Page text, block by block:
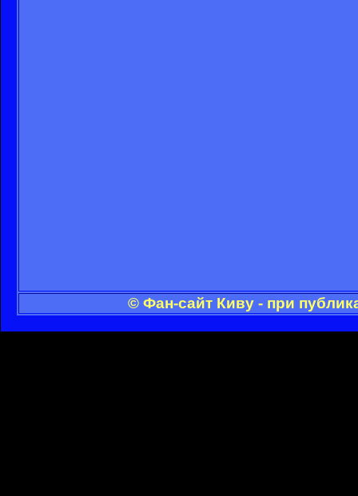
© Фан-сайт Киву - при